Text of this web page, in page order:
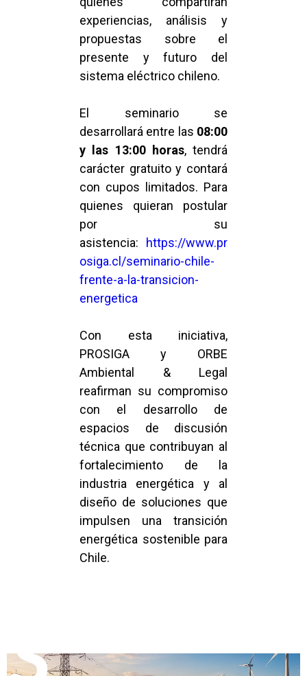
experiencias, análisis y
propuestas sobre el
presente y futuro del
sistema eléctrico chileno.
El seminario se
desarrollará entre las 08:00
y las 13:00 horas, tendrá
carácter gratuito y contará
con cupos limitados. Para
quienes quieran postular
por su
asistencia: https://www.pr
osiga.cl/seminario-chile-
frente-a-la-transicion-
energetica
Con esta iniciativa,
PROSIGA y ORBE
Ambiental & Legal
reafirman su compromiso
con el desarrollo de
espacios de discusión
técnica que contribuyan al
fortalecimiento de la
industria energética y al
diseño de soluciones que
impulsen una transición
energética sostenible para
Chile.